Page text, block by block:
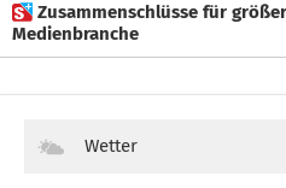
 Zusammenschlüsse für größere Aufträge in der
Medienbranche
Wetter